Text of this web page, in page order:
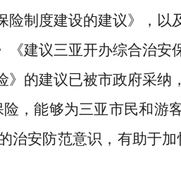
制度建设的建议》，以
建议三亚开办综合治安
》的建议已被市政府采纳
，能够为三亚市民和游
治安防范意识，有助于